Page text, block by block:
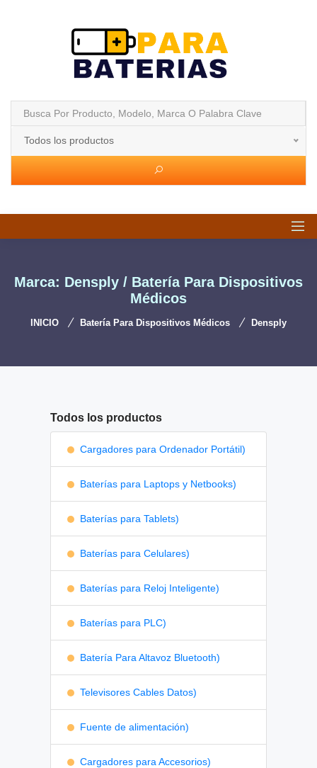
Todos los productos
Marca: Densply / Batería Para Dispositivos
Médicos
INICIO Batería Para Dispositivos Médicos Densply
Todos los productos
Cargadores para Ordenador Portátil)
Baterías para Laptops y Netbooks)
Baterías para Tablets)
Baterías para Celulares)
Baterías para Reloj Inteligente)
Baterías para PLC)
Batería Para Altavoz Bluetooth)
Televisores Cables Datos)
Fuente de alimentación)
Cargadores para Accesorios)